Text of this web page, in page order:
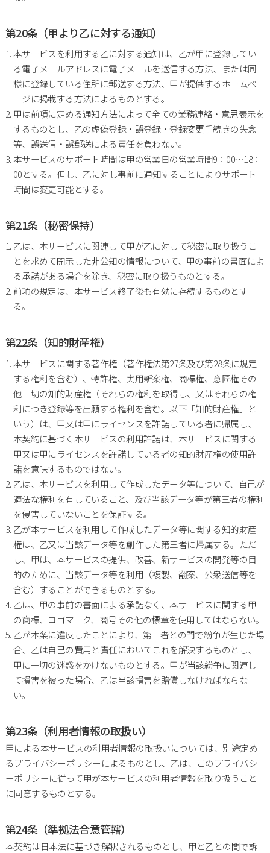
第20条（甲より乙に対する通知）
本サービスを利用する乙に対する通知は、乙が甲に登録してい
る電子メールアドレスに電子メールを送信する方法、または同
様に登録している住所に郵送する方法、甲が提供するホームペ
ージに掲載する方法によるものとする。
甲は前項に定める通知方法によって全ての業務連絡・意思表示を
するものとし、乙の虚偽登録・誤登録・登録変更手続きの失念
等、誤送信・誤郵送による責任を負わない。
本サービスのサポート時間は甲の営業日の営業時間9：00～18：
00とする。但し、乙に対し事前に通知することによりサポート
時間は変更可能とする。
第21条（秘密保持）
乙は、本サービスに関連して甲が乙に対して秘密に取り扱うこ
とを求めて開示した非公知の情報について、甲の事前の書面によ
る承諾がある場合を除き、秘密に取り扱うものとする。
前項の規定は、本サービス終了後も有効に存続するものとす
る。
第22条（知的財産権）
本サービスに関する著作権（著作権法第27条及び第28条に規定
する権利を含む）、特許権、実用新案権、商標権、意匠権その
他一切の知的財産権（それらの権利を取得し、又はそれらの権
利につき登録等を出願する権利を含む。以下「知的財産権」と
いう）は、甲又は甲にライセンスを許諾している者に帰属し、
本契約に基づく本サービスの利用許諾は、本サービスに関する
甲又は甲にライセンスを許諾している者の知的財産権の使用許
諾を意味するものではない。
乙は、本サービスを利用して作成したデータ等について、自己が
適法な権利を有していること、及び当該データ等が第三者の権利
を侵害していないことを保証する。
乙が本サービスを利用して作成したデータ等に関する知的財産
権は、乙又は当該データ等を創作した第三者に帰属する。ただ
し、甲は、本サービスの提供、改善、新サービスの開発等の目
的のために、当該データ等を利用（複製、翻案、公衆送信等を
含む）することができるものとする。
乙は、甲の事前の書面による承諾なく、本サービスに関する甲
の商標、ロゴマーク、商号その他の標章を使用してはならない。
乙が本条に違反したことにより、第三者との間で紛争が生じた場
合、乙は自己の費用と責任においてこれを解決するものとし、
甲に一切の迷惑をかけないものとする。甲が当該紛争に関連し
て損害を被った場合、乙は当該損害を賠償しなければならな
い。
第23条（利用者情報の取扱い）
甲による本サービスの利用者情報の取扱いについては、別途定め
るプライバシーポリシーによるものとし、乙は、このプライバシ
ーポリシーに従って甲が本サービスの利用者情報を取り扱うこと
に同意するものとする。
第24条（準拠法合意管轄）
本契約は日本法に基づき解釈されるものとし、甲と乙との間で訴